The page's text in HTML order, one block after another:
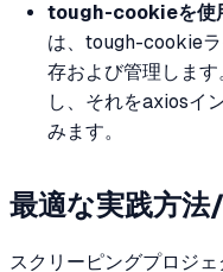
tough-cookieを使
は、tough-cookie
存および管理しま
し、それをaxiosイ
みます。
最適な実践方法
スクリーピングプロジ